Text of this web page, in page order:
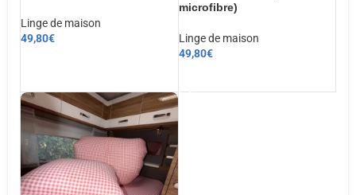
Linge de maison
49,80€
microfibre)
Linge de maison
49,80€